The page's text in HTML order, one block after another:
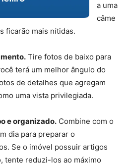
a uma
câme
ficarão mais nítidas.
Tire fotos de baixo para
terá um melhor ângulo do
de detalhes que agregam
uma vista privilegiada.
e organizado. Combine com o
dia para preparar o
Se o imóvel possuir artigos
tente reduzi-los ao máximo